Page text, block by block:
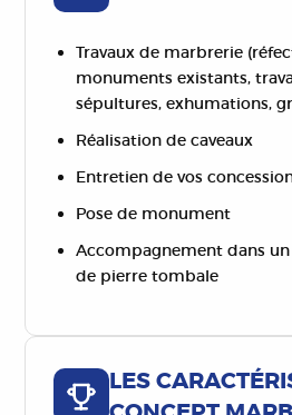
Travaux de marbrerie
monuments existants,
sépultures, exhumations,
Réalisation de caveaux
Entretien de vos
Pose de monument
Accompagnement dans
de pierre tombale
LES